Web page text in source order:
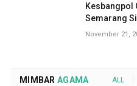
Kesbangpol
Semarang
November 21,
MIMBAR AGAMA ALL